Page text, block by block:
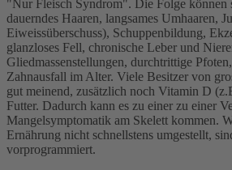
"Nur Fleisch Syndrom". Die Folge können
dauerndes Haaren, langsames Umhaaren,
Eiweissüberschuss), Schuppenbildung,
glanzloses Fell, chronische Leber und
Gliedmassenstellungen, durchtrittige
Zahnausfall im Alter. Viele Besitzer von
gut meinend, zusätzlich noch Vitamin D
Futter. Dadurch kann es zu einer zu einer
Mangelsymptomatik am Skelett kommen.
Ernährung nicht schnellstens umgestellt,
vorprogrammiert.